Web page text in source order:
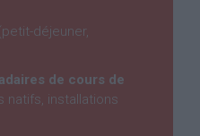
déjeuner,
de cours de
natifs, installations